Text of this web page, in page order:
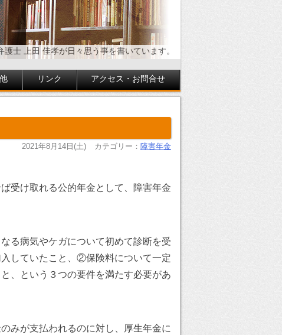
護士 上田 佳孝が日々思う事を書いています。
リンク アクセス・お問合せ
2021年8月14日(土) カテゴリー： 障害年金
受け取れる公的年金として、障害年金
る病気やケガについて初めて診断を受
していたこと、②保険料について一定
、という３つの要件を満たす必要があ
みが支払われるのに対し、厚生年金に